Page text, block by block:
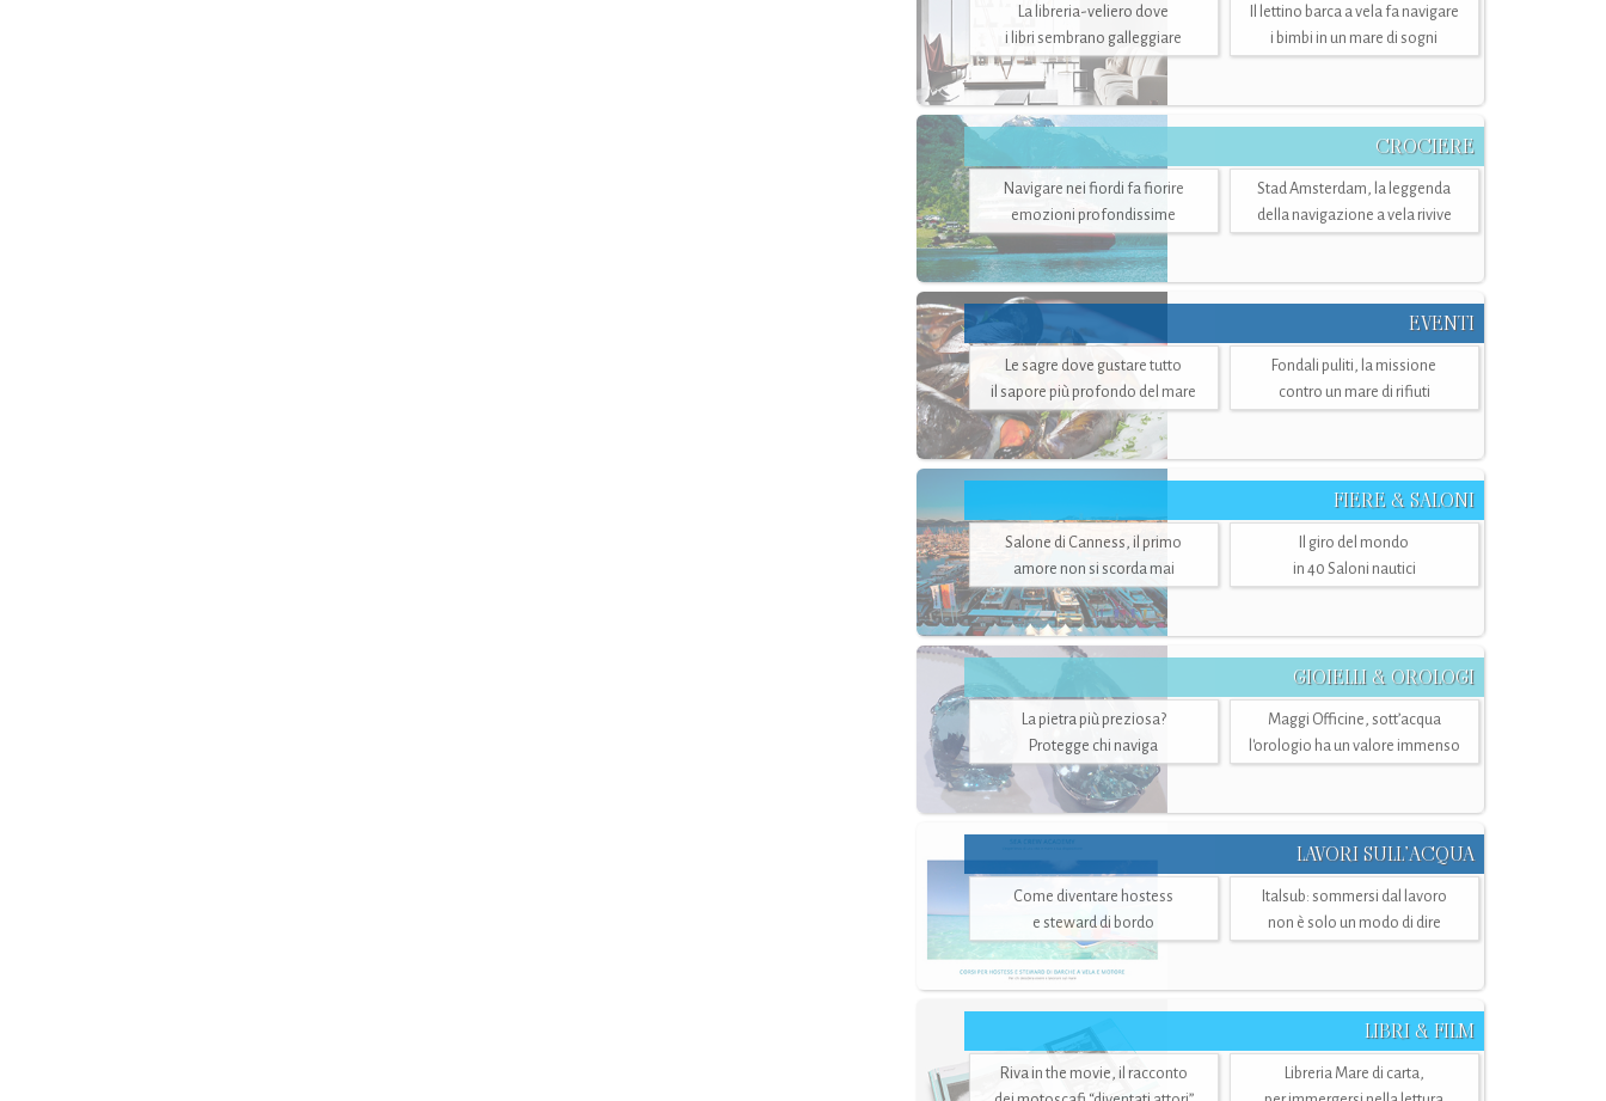
La libreria-veliero dove
i libri sembrano galleggiare
Il lettino barca a vela fa navigare
i bimbi in un mare di sogni
CROCIERE
Navigare nei fiordi fa fiorire
emozioni profondissime
Stad Amsterdam, la leggenda
della navigazione a vela rivive
EVENTI
Le sagre dove gustare tutto
il sapore più profondo del mare
Fondali puliti, la missione
contro un mare di rifiuti
FIERE & SALONI
Salone di Canness, il primo
amore non si scorda mai
Il giro del mondo
in 40 Saloni nautici
GIOIELLI & OROLOGI
La pietra più preziosa?
Protegge chi naviga
Maggi Officine, sott’acqua
l'orologio ha un valore immenso
LAVORI SULL’ACQUA
Come diventare hostess
e steward di bordo
Italsub: sommersi dal lavoro
non è solo un modo di dire
LIBRI & FILM
Riva in the movie, il racconto
Libreria Mare di carta,